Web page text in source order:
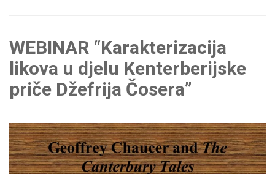
WEBINAR “Karakterizacija
likova u djelu Kenterberijske
priče Džefrija Čosera”